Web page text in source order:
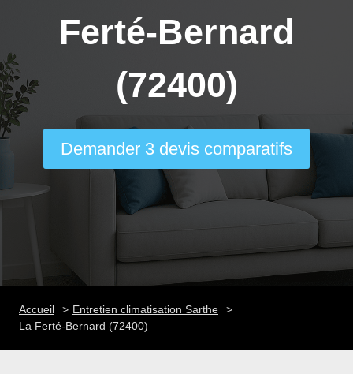
Ferté-Bernard
(72400)
Demander 3 devis comparatifs
Accueil
Entretien climatisation Sarthe
La Ferté-Bernard (72400)